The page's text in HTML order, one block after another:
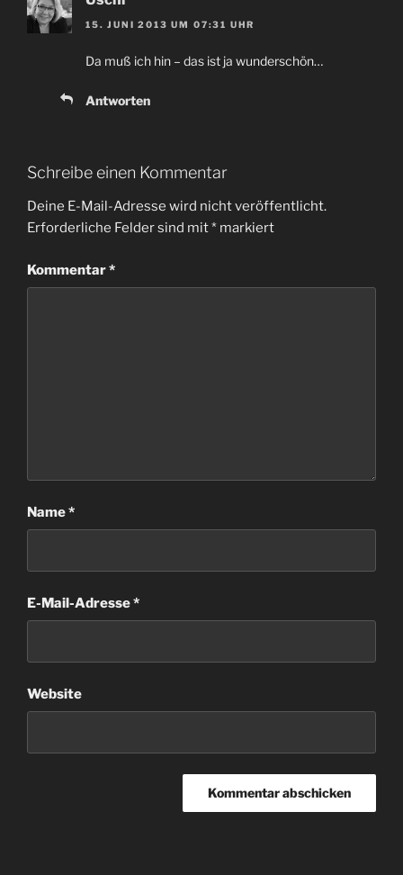
15. JUNI 2013 UM 07:31 UHR
Da muß ich hin – das ist ja wunderschön…
Antworten
Schreibe einen Kommentar
Deine E-Mail-Adresse wird nicht veröffentlicht.
Erforderliche Felder sind mit* markiert
Kommentar*
Name*
E-Mail-Adresse*
Website